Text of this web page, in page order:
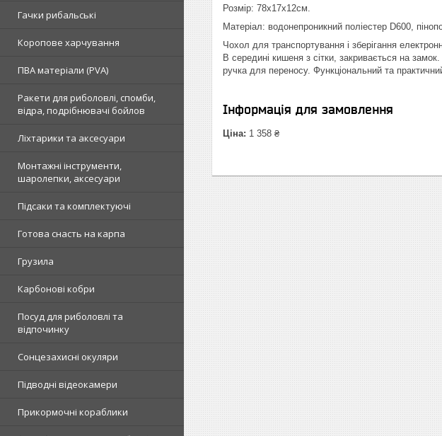
Гачки рибальські
Коропове харчування
ПВА матеріали (PVA)
Ракети для риболовлі, спомби,
відра, подрібнювачі бойлов
Ліхтарики та аксесуари
Монтажні інструменти,
шаролепки, аксесуари
Підсаки та комплектуючі
Готова снасть на карпа
Грузила
Карбонові кобри
Посуд для риболовлі та
відпочинку
Сонцезахисні окуляри
Підводні відеокамери
Прикормочні кораблики
Розмір: 78х17х12см.
Матеріал: водонепроникний поліестер D600,
Чохол для транспортування і зберігання
В середині кишеня з сітки, закривається на
ручка для переносу. Функціональний та
Інформація для замовлення
Ціна: 1 358 ₴